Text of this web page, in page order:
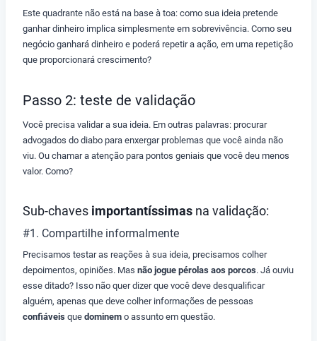
Este quadrante não está na base à toa: como sua ideia pretende
ganhar dinheiro implica simplesmente em sobrevivência. Como seu
negócio ganhará dinheiro e poderá repetir a ação, em uma repetição
que proporcionará crescimento?
Passo 2: teste de validação
Você precisa validar a sua ideia. Em outras palavras: procurar
advogados do diabo para enxergar problemas que você ainda não
viu. Ou chamar a atenção para pontos geniais que você deu menos
valor. Como?
Sub-chaves importantíssimas na validação:
#1. Compartilhe informalmente
Precisamos testar as reações à sua ideia, precisamos colher
depoimentos, opiniões. Mas não jogue pérolas aos porcos. Já ouviu
esse ditado? Isso não quer dizer que você deve desqualificar
alguém, apenas que deve colher informações de pessoas
confiáveis que dominem o assunto em questão.